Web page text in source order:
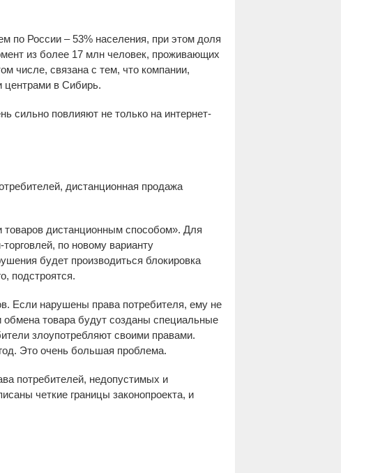
по России – 53% населения, при этом доля
из более 17 млн человек, проживающих
числе, связана с тем, что компании,
центрами в Сибирь.
сильно повлияют не только на интернет-
дистанционная продажа
дистанционным способом». Для
по новому варианту
будет производиться блокировка
подстроятся.
Если нарушены права потребителя, ему не
обмена товара будут созданы специальные
злоупотребляют своими правами.
Это очень большая проблема.
потребителей, недопустимых и
четкие границы законопроекта, и